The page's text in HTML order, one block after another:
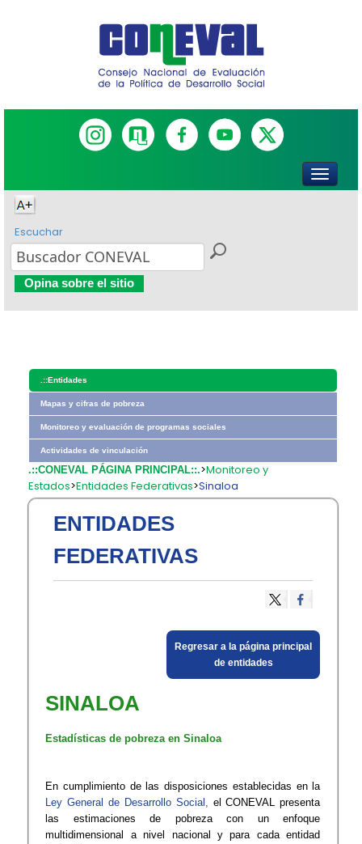
Escuchar
Opina sobre el sitio
.::Entidades
Mapas y cifras de pobreza
Monitoreo y evaluación de programas sociales
Actividades de vinculación
.::CONEVAL PÁGINA PRINCIPAL::.>Monitoreo y
Estados>Entidades Federativas>Sinaloa
ENTIDADES
FEDERATIVAS
Regresar a la página principal
de entidades
SINALOA
Estadísticas de pobreza en Sinaloa
En cumplimiento de las disposiciones establecidas en la
Ley General de Desarrollo Social, el CONEVAL presenta
las estimaciones de pobreza con un enfoque
multidimensional a nivel nacional y para cada entidad